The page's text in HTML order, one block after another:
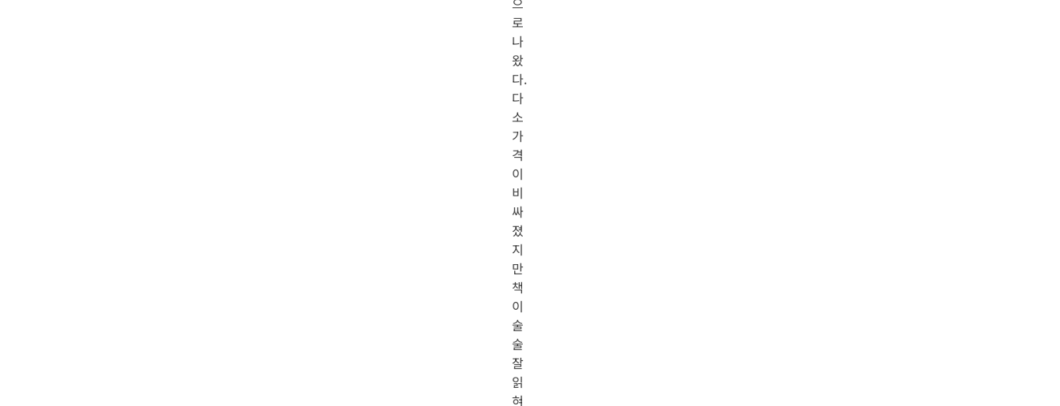
로
나
왔
다.
다
소
가
격
이
비
싸
졌
지
만
책
이
술
술
잘
읽
혀